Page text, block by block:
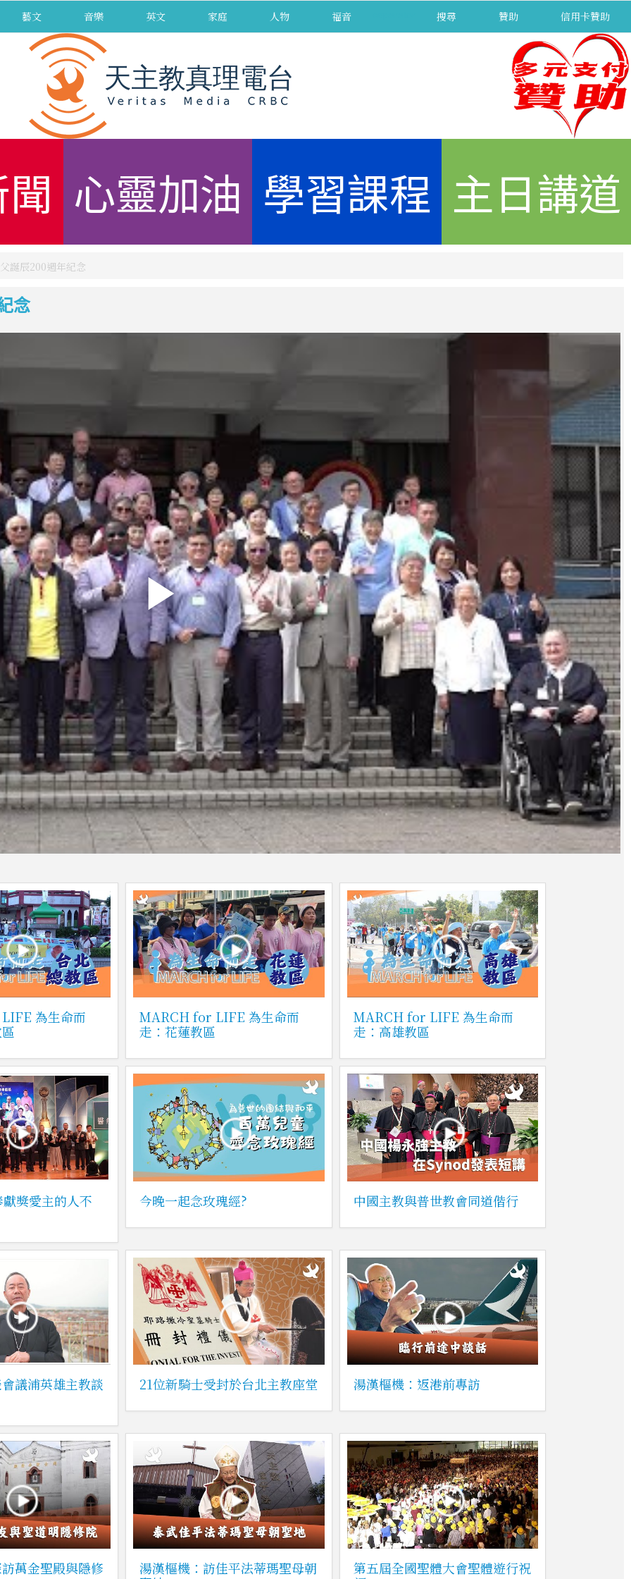
藝文 音樂 英文 家庭 人物 福音 搜尋 贊助 信用卡贊助
心靈加油 學習課程 主日講道
誕辰200週年紀念
念
為生命而
MARCH for LIFE 為生命而
走：花蓮教區
MARCH for LIFE 為生命而
走：高雄教區
獎愛主的人不 今晚一起念玫瑰經? 中國主教與普世教會同道偕行
議浦英雄主教談 21位新騎士受封於台北主教座堂 湯漢樞機：返港前專訪
萬金聖殿與隱修
湯漢樞機：訪佳平法蒂瑪聖母朝
第五屆全國聖體大會聖體遊行祝